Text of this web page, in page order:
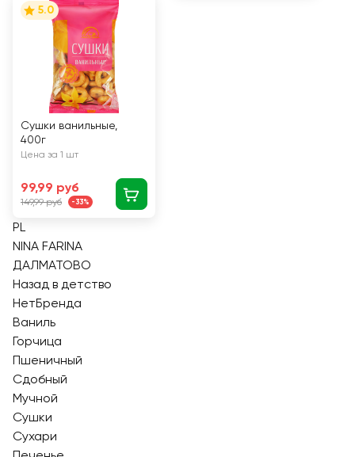
5.0
Сушки ванильные,
400г
Цена за 1 шт
99,99 руб
149,99 руб -33%
PL
NINA FARINA
ДАЛМАТОВО
Назад в детство
НетБренда
Ваниль
Горчица
Пшеничный
Сдобный
Мучной
Сушки
Сухари